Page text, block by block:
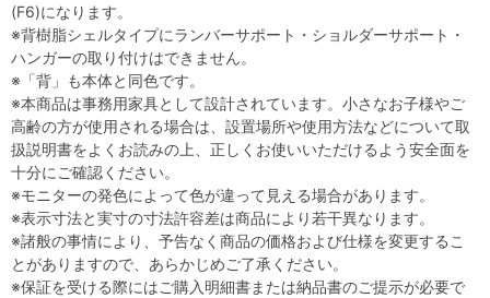
(F6)になります。
※背樹脂シェルタイプにランバーサポート・ショルダーサポート・
ハンガーの取り付けはできません。
※「背」も本体と同色です。
※本商品は事務用家具として設計されています。小さなお子様やご
高齢の方が使用される場合は、設置場所や使用方法などについて取
扱説明書をよくお読みの上、正しくお使いいただけるよう安全面を
十分にご確認ください。
※モニターの発色によって色が違って見える場合があります。
※表示寸法と実寸の寸法許容差は商品により若干異なります。
※諸般の事情により、予告なく商品の価格および仕様を変更するこ
とがありますので、あらかじめご了承ください。
※保証を受ける際にはご購入明細書または納品書のご提示が必要で